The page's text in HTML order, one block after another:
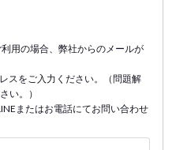
用の場合、弊社からのメールが
スをご入力ください。（問題解
い。）
またはお電話にてお問い合わせ